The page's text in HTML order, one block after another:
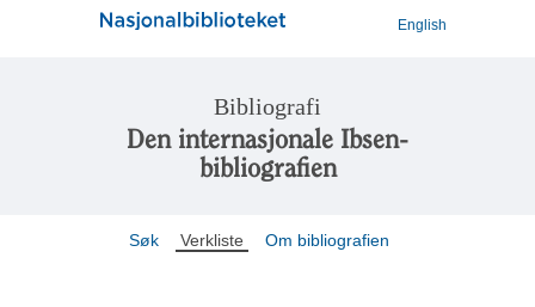
English
Bibliografi
Den internasjonale Ibsen-
bibliografien
Søk Verkliste Om bibliografien